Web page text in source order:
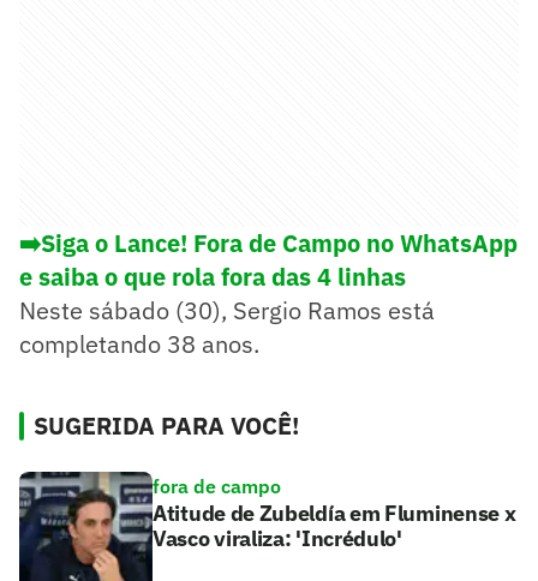
➡️Siga o Lance! Fora de Campo no WhatsApp
e saiba o que rola fora das 4 linhas
Neste sábado (30), Sergio Ramos está
completando 38 anos.
SUGERIDA PARA VOCÊ!
fora de campo
Atitude de Zubeldía em Fluminense x
Vasco viraliza: 'Incrédulo'